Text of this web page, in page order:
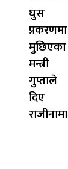
घुस
प्रकरणमा
मुछिएका
मन्त्री
गुप्ताले
दिए
राजीनामा